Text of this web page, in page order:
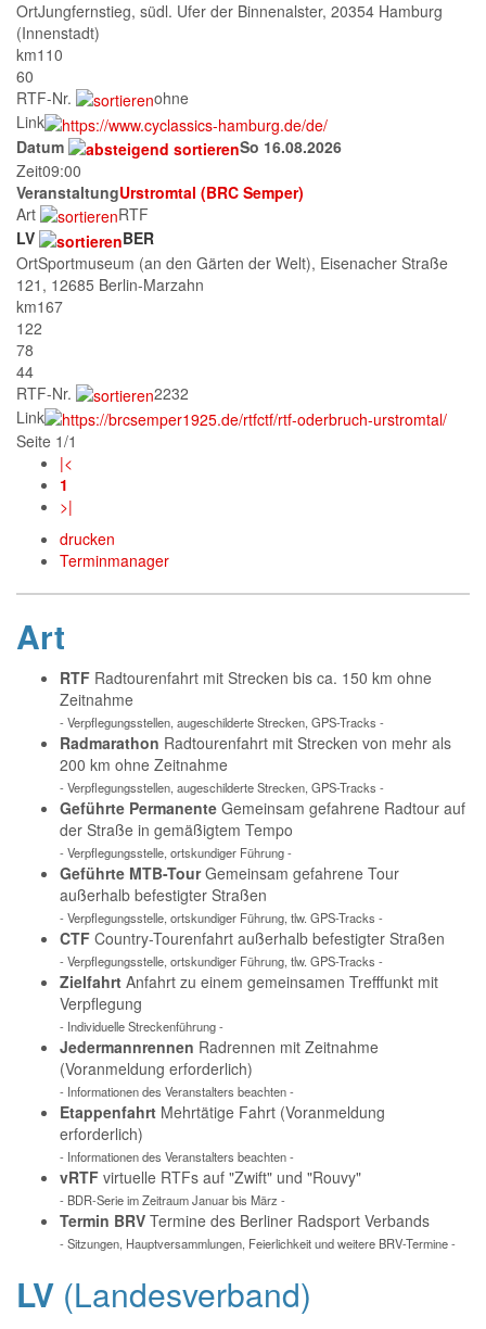
OrtJungfernstieg, südl. Ufer der Binnenalster, 20354 Hamburg
(Innenstadt)
km110
60
RTF-Nr.
ohne
Link
Datum
So 16.08.2026
Zeit09:00
VeranstaltungUrstromtal (BRC Semper)
Art
RTF
LV
BER
OrtSportmuseum (an den Gärten der Welt), Eisenacher Straße
121, 12685 Berlin-Marzahn
km167
122
78
44
RTF-Nr.
2232
Link
Seite 1/1
|<
1
>|
drucken
Terminmanager
Art
RTF Radtourenfahrt mit Strecken bis ca. 150 km ohne
Zeitnahme
- Verpflegungsstellen, augeschilderte Strecken, GPS-Tracks -
Radmarathon Radtourenfahrt mit Strecken von mehr als
200 km ohne Zeitnahme
- Verpflegungsstellen, augeschilderte Strecken, GPS-Tracks -
Geführte Permanente Gemeinsam gefahrene Radtour auf
der Straße in gemäßigtem Tempo
- Verpflegungsstelle, ortskundiger Führung -
Geführte MTB-TourGemeinsam gefahrene Tour
außerhalb befestigter Straßen
- Verpflegungsstelle, ortskundiger Führung, tlw. GPS-Tracks -
CTF Country-Tourenfahrt außerhalb befestigter Straßen
- Verpflegungsstelle, ortskundiger Führung, tlw. GPS-Tracks -
Zielfahrt Anfahrt zu einem gemeinsamen Trefffunkt mit
Verpflegung
- Individuelle Streckenführung -
Jedermannrennen Radrennen mit Zeitnahme
(Voranmeldung erforderlich)
- Informationen des Veranstalters beachten -
Etappenfahrt Mehrtätige Fahrt (Voranmeldung
erforderlich)
- Informationen des Veranstalters beachten -
vRTF virtuelle RTFs auf "Zwift" und "Rouvy"
- BDR-Serie im Zeitraum Januar bis März -
Termin BRV Termine des Berliner Radsport Verbands
- Sitzungen, Hauptversammlungen, Feierlichkeit und weitere BRV-Termine -
LV (Landesverband)